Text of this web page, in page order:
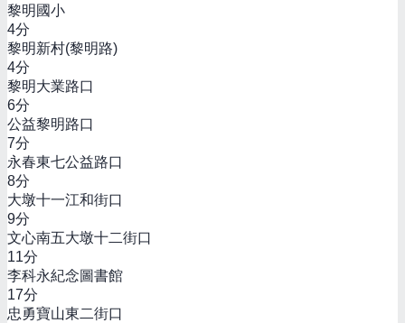
黎明國小
4分
黎明新村(黎明路)
4分
黎明大業路口
6分
公益黎明路口
7分
永春東七公益路口
8分
大墩十一江和街口
9分
文心南五大墩十二街口
11分
李科永紀念圖書館
17分
忠勇寶山東二街口